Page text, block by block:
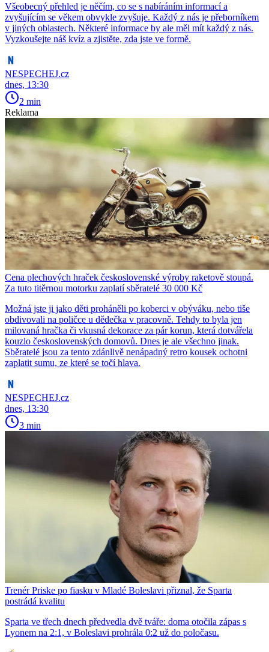
Všeobecný přehled je něčím, co se s nabíráním informací a
zvyšujícím se věkem obvykle zvyšuje. Každý z nás je přeborníkem
v jiných oblastech. Některé informace by ale měl mít každý z nás.
Vyzkoušejte náš kvíz a zjistěte, zda jste ve formě.
NESPECHEJ.cz
dnes, 13:30
2 min
Reklama
Cena plechových hraček československé výroby raketově stoupá.
Za tuto titěrnou motorku zaplatí sběratelé 30 000 Kč
Možná jste ji jako děti proháněli po koberci v obýváku, nebo tiše
obdivovali na poličce u dědečka v pracovně. Tehdy to byla jen
milovaná hračka či vkusná dekorace za pár korun, která dotvářela
kouzlo československých domovů. Dnes je ale všechno jinak.
Sběratelé jsou za tento zdánlivě nenápadný retro kousek ochotni
zaplatit sumu, ze které se točí hlava.
NESPECHEJ.cz
dnes, 13:30
3 min
Trenér Priske po fiasku v Mladé Boleslavi přiznal, že Sparta
postrádá kvalitu
Sparta ve třech dnech předvedla dvě tváře: doma otočila zápas s
Lyonem na 2:1, v Boleslavi prohrála 0:2 už do poločasu.